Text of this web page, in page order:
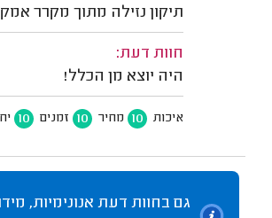
תיקון נזילה מתוך מקרר
חוות דעת:
היה יוצא מן הכלל!
איכות 10 מחיר 10 זמנים 10
גם בחוות דעת אנונימיות,